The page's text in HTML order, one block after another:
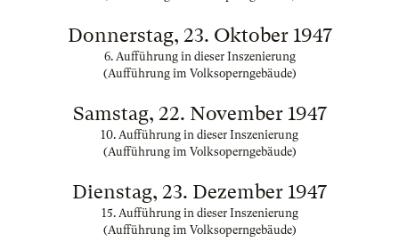
Donnerstag, 23. Oktober 1947
6. Aufführung in dieser Inszenierung
(Aufführung im Volksoperngebäude)
Samstag, 22. November 1947
10. Aufführung in dieser Inszenierung
(Aufführung im Volksoperngebäude)
Dienstag, 23. Dezember 1947
15. Aufführung in dieser Inszenierung
(Aufführung im Volksoperngebäude)